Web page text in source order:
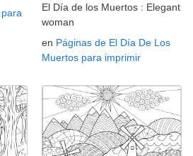
El Día de los Muertos : Elegant
woman
en Páginas de El Día De Los
Muertos para imprimir